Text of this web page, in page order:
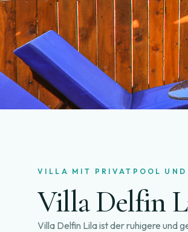
VILLA MIT PRIVATPOOL UND
Villa Delfin
Villa Delfin Lila ist der ruhigere und